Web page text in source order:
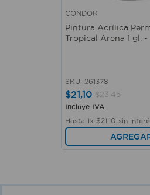
CONDOR
Pintura Acrílica
Tropical Arena 1 gl. -
SKU: 261378
$21,10 $23,45
Incluye IVA
Hasta 1x $21 10 sin